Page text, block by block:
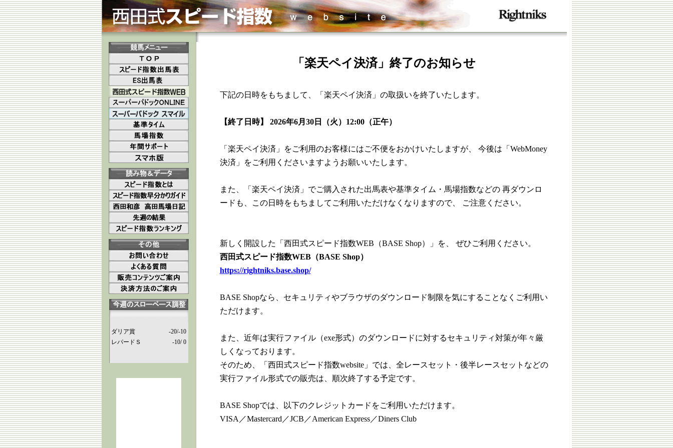
ダリア賞
-20/-10
レパードＳ
-10/ 0
「楽天ペイ決済」終了のお知らせ
下記の日時をもちまして、「楽天ペイ決済」の取扱いを終了いたします。
【終了日時】 2026年6月30日（火）12:00（正午）
「楽天ペイ決済」をご利用のお客様にはご不便をおかけいたしますが、 今後は「WebMoney
決済」をご利用くださいますようお願いいたします。
また、「楽天ペイ決済」でご購入された出馬表や基準タイム・馬場指数などの 再ダウンロ
ードも、この日時をもちましてご利用いただけなくなりますので、 ご注意ください。
新しく開設した「西田式スピード指数WEB（BASE Shop）」を、 ぜひご利用ください。
西田式スピード指数WEB（BASE Shop）
https://rightniks.base.shop/
BASE Shopなら、セキュリティやブラウザのダウンロード制限を気にすることなくご利用い
ただけます。
また、近年は実行ファイル（exe形式）のダウンロードに対するセキュリティ対策が年々厳
しくなっております。
そのため、「西田式スピード指数website」では、全レースセット・後半レースセットなどの
実行ファイル形式での販売は、順次終了する予定です。
BASE Shopでは、以下のクレジットカードをご利用いただけます。
VISA／Mastercard／JCB／American Express／Diners Club